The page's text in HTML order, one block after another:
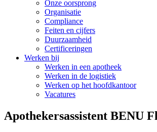
Onze oorsprong
Organisatie
Compliance
Feiten en cijfers
Duurzaamheid
Certificeringen
Werken bij
Werken in een apotheek
Werken in de logistiek
Werken op het hoofdkantoor
Vacatures
Apothekersassistent BENU